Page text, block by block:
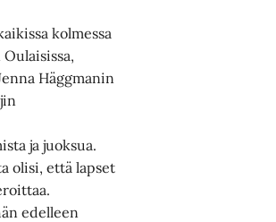
kolmessa
Häggmanin
ja juoksua.
olisi, että lapset
edelleen